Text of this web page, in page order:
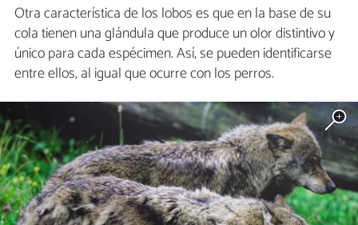
Otra característica de los lobos es que en la base de su
cola tienen una glándula que produce un olor distintivo y
único para cada espécimen. Así, se pueden identificarse
entre ellos, al igual que ocurre con los perros.